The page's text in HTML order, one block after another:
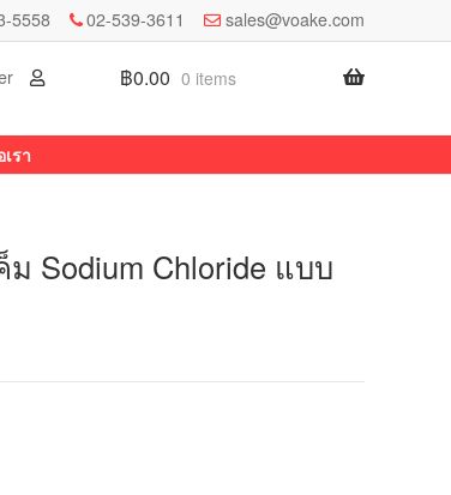
5558 02-539-3611 sales@voake.com
฿0.00 0 items
รา
ม Sodium Chloride แบบ